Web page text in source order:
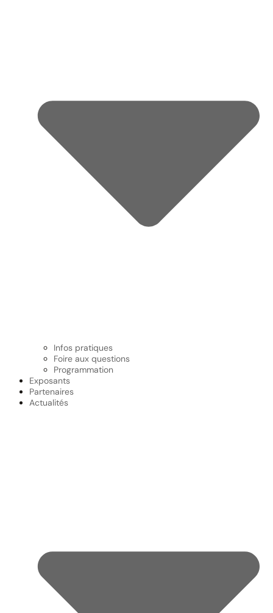
Infos pratiques
Foire aux questions
Programmation
Exposants
Partenaires
Actualités